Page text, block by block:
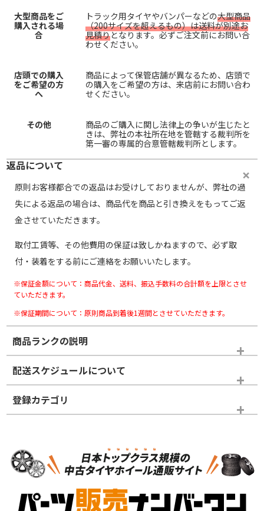
大型商品をご
購入される場
合
トラック用タイヤやバンパーなどの大型商品
（200サイズを超えるもの）は送料が別途お
見積りとなります。必ずご注文前にお問い合
わせください。
店頭での購入
をご希望の方
へ
商品によって保管店舗が異なるため、店頭で
の購入をご希望の方は、来店前にお問い合わ
せください。
その他
商品のご購入に関し法律上の争いが生じたと
きは、弊社の本社所在地を管轄する裁判所を
第一審の専属的合意管轄裁判所とします。
返品について
原則お客様都合での返品はお受けしておりませんが、弊社の過
失による返品の場合は、商品代を商品と引き換えをもってご返
金させていただきます。
取付工賃等、その他費用の保証は致しかねますので、必ず取
付・装着をする前にご連絡をお願いいたします。
※保証金額について：商品代金、送料、振込手数料の合計額を上限とさせ
ていただきます。
※保証期間について：原則商品到着後1週間とさせていただきます。
商品ランクの説明
※商品ランクは出品者の主観により判断しておりますので、あら
かじめご了承ください。
ホイールランク
S
品）
S
新車外し品（新古
付き
配送スケジュールについて
登録カテゴリ
ホイールのみ